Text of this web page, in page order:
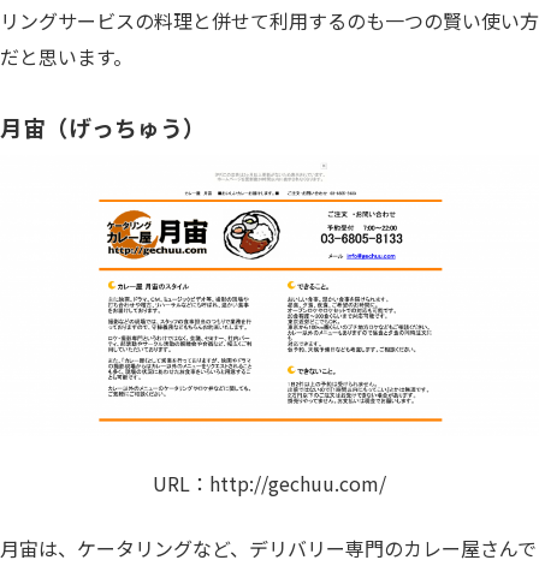
リングサービスの料理と併せて利用するのも一つの賢い使い方
だと思います。
月宙（げっちゅう）
URL： http://gechuu.com/
月宙は、ケータリングなど、デリバリー専門のカレー屋さんで